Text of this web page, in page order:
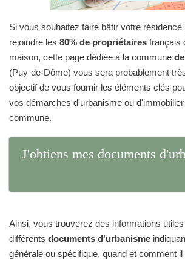
Si vous souhaitez faire bâtir votre résidence
rejoindre les 80% de propriétaires français
maison, cette page dédiée à la commune
(Puy-de-Dôme) vous sera probablement
objectif de vous fournir les éléments clés
vos démarches d'urbanisme ou
commune.
J'obtiens mes documents
Ainsi, vous trouverez des informations
différents documents d'urbanisme
générale ou spécifique, quand et comment